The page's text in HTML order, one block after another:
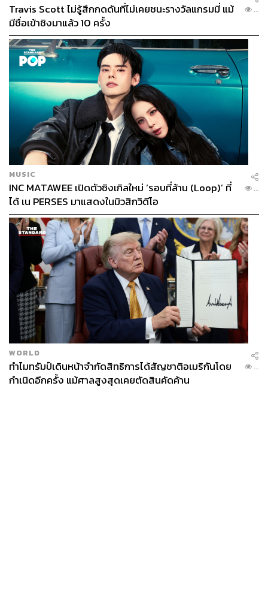
Travis Scott ไม่รู้สึกกดดันที่ไม่เคยชนะรางวัลแกรมมี่ แม้
มีชื่อเข้าชิงมาแล้ว 10 ครั้ง
...
MUSIC
INC MATAWEE เปิดตัวซิงเกิลใหม่ ‘รอบที่ล้าน (Loop)’ ที่
ได้ เน PERSES มาแสดงในมิวสิกวิดีโอ
...
WORLD
ทำไมทรัมป์เดินหน้าจำกัดสิทธิการได้สัญชาติอเมริกันโดย
กำเนิดอีกครั้ง แม้ศาลสูงสุดเคยตัดสินคัดค้าน
...